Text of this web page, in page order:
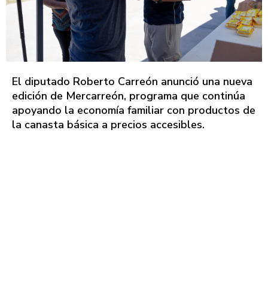
El diputado Roberto Carreón anunció una nueva
edición de Mercarreón, programa que continúa
apoyando la economía familiar con productos de
la canasta básica a precios accesibles.